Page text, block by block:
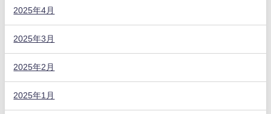
2025年4月
2025年3月
2025年2月
2025年1月